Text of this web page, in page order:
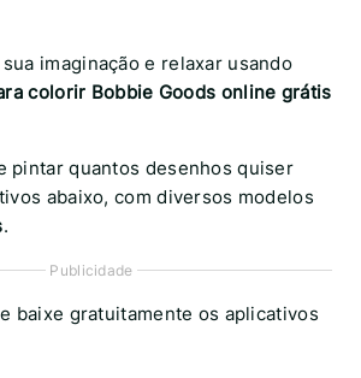
imaginação e relaxar usando
colorir Bobbie Goods online grátis
pintar quantos desenhos quiser
abaixo, com diversos modelos
.
Publicidade
baixe gratuitamente os aplicativos